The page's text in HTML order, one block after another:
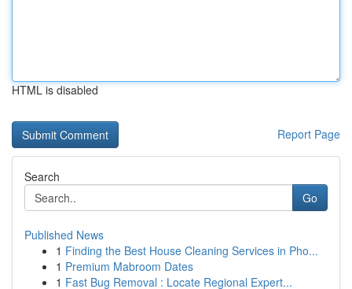
HTML is disabled
Report Page
Search
Go
Published News
1 Finding the Best House Cleaning Services in Pho...
1 Premium Mabroom Dates
1 Fast Bug Removal : Locate Regional Expert...